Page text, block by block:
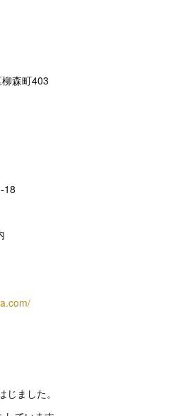
森町403
18
じました。